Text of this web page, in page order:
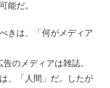
能だ。
きは、「何がメディア
のメディアは雑誌。
、「人間」だ。したが